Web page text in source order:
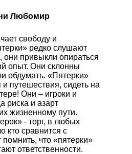
Любомир
свободу и
редко слушают
они привыкли опираться
опыт. Они склонны
обдумать. «Пятерки»
путешествия, сидеть на
Они – игроки и
риска и азарт
жизненному пути.
- торг, в любых
кто сравнится с
что «пятерки»
ответственности.